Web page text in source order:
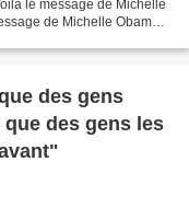
le message de Michelle
de Michelle Obama
des gens
des gens les